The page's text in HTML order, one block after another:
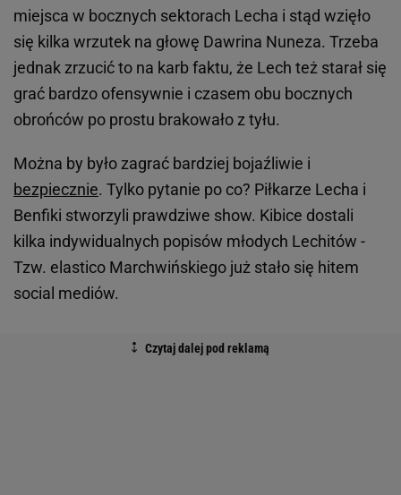
miejsca w bocznych sektorach Lecha i stąd wzięło
się kilka wrzutek na głowę Dawrina Nuneza. Trzeba
jednak zrzucić to na karb faktu, że Lech też starał się
grać bardzo ofensywnie i czasem obu bocznych
obrońców po prostu brakowało z tyłu.
Można by było zagrać bardziej bojaźliwie i
bezpiecznie. Tylko pytanie po co? Piłkarze Lecha i
Benfiki stworzyli prawdziwe show. Kibice dostali
kilka indywidualnych popisów młodych Lechitów -
Tzw. elastico Marchwińskiego już stało się hitem
social mediów.